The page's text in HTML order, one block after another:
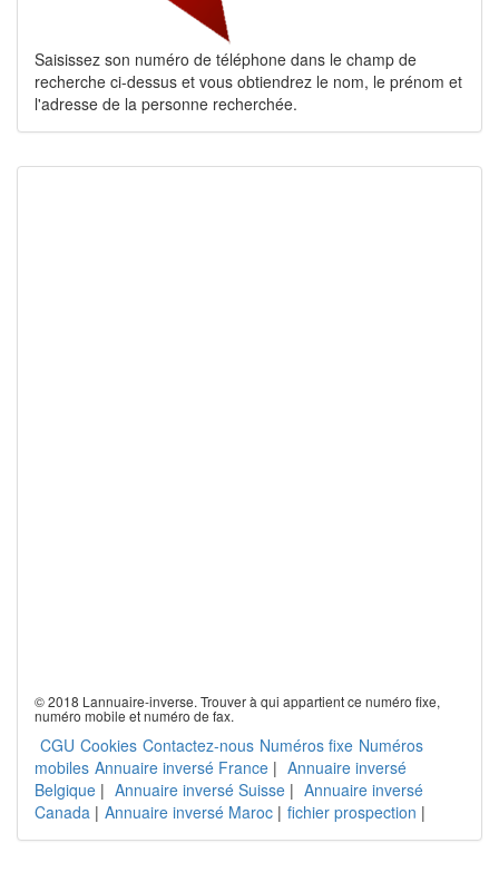
Saisissez son numéro de téléphone dans le champ de
recherche ci-dessus et vous obtiendrez le nom, le prénom et
l'adresse de la personne recherchée.
© 2018 Lannuaire-inverse. Trouver à qui appartient ce numéro fixe,
numéro mobile et numéro de fax.
CGU Cookies Contactez-nous Numéros fixe Numéros
mobiles Annuaire inversé France | Annuaire inversé
Belgique | Annuaire inversé Suisse | Annuaire inversé
Canada | Annuaire inversé Maroc | fichier prospection |